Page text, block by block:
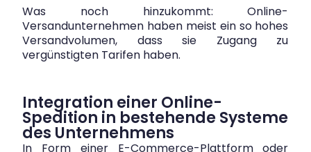
Was noch hinzukommt: Online-
Versandunternehmen haben meist ein so hohes
Versandvolumen, dass sie Zugang zu
vergünstigten Tarifen haben.
Integration einer Online-
Spedition in bestehende Systeme
des Unternehmens
In Form einer E-Commerce-Plattform oder